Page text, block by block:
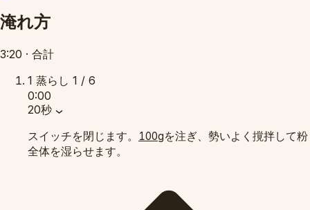
淹れ方
3:20 · 合計
1 蒸らし 1 / 6
0:00
20秒
スイッチを閉じます。
100gを注ぎ、勢いよく撹拌して粉
全体を湿らせます。